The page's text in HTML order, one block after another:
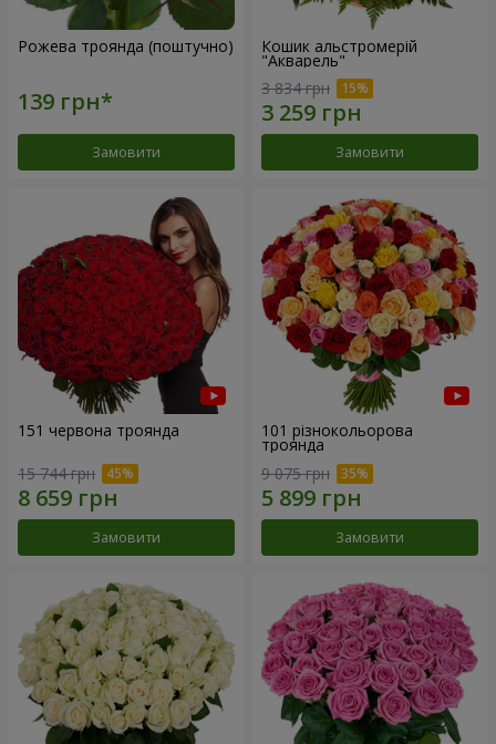
Рожева троянда (поштучно)
Замовити
Кошик альстромерій
"Акварель"
3 834 грн
Замовити
151 червона троянда
15 744 грн
Замовити
101 різнокольорова
троянда
9 075 грн
Замовити